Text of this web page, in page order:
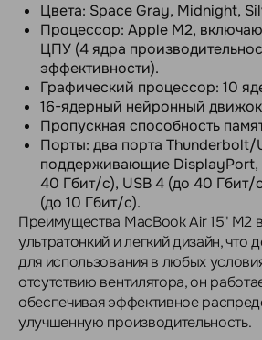
Цвета: Space Gray, Midnight,
Процессор: Apple M2,
ЦПУ (4 ядра
эффективности).
Графический процессор: 10
16-ядерный нейронный
Пропускная способность
Порты: два порта Thunderbolt/
поддерживающие DisplayPort,
40 Гбит/с), USB 4 (до 40 Гбит/
(до 10 Гбит/с).
Преимущества MacBook Air 15" M2
ультратонкий и легкий дизайн, что
для использования в любых
отсутствию вентилятора, он
обеспечивая эффективное
улучшенную производительность.